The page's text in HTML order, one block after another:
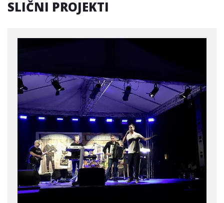
SLIČNI PROJEKTI